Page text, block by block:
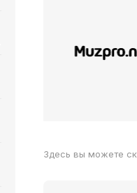
Здесь вы можете